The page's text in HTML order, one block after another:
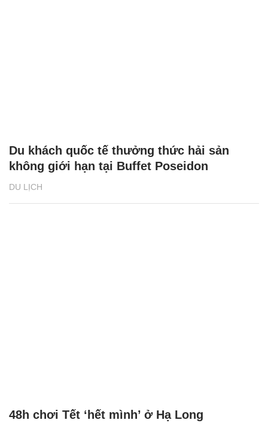
DU LỊCH
Du khách quốc tế thưởng thức hải sản
không giới hạn tại Buffet Poseidon
48h chơi Tết ‘hết mình’ ở Hạ Long